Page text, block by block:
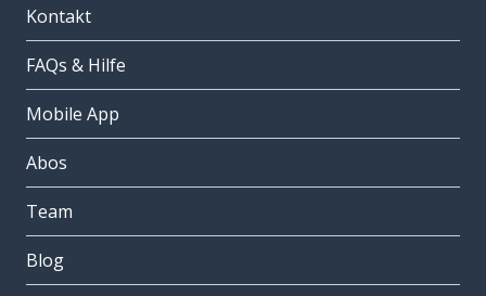
Kontakt
FAQs & Hilfe
Mobile App
Abos
Team
Blog